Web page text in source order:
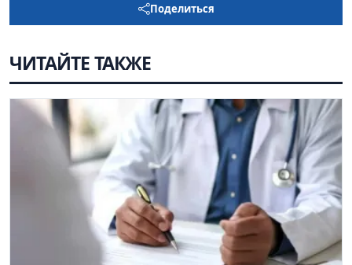
Поделиться
ЧИТАЙТЕ ТАКЖЕ